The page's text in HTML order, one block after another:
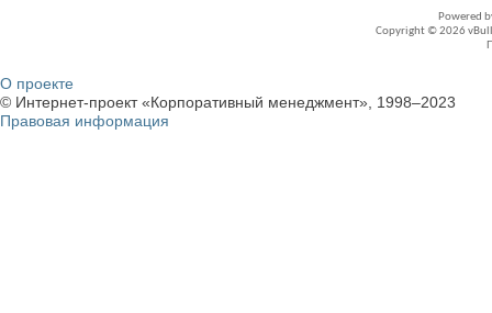
Powered
Copyright © 2026
О проекте
© Интернет-проект «Корпоративный менеджмент», 1998–2023
Правовая информация